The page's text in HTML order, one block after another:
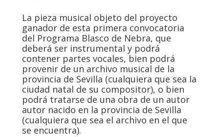
La pieza musical objeto del proyecto
ganador de esta primera convocatoria
del Programa Blasco de Nebra, que
deberá ser instrumental y podrá
contener partes vocales, bien podrá
provenir de un archivo musical de la
provincia de Sevilla (cualquiera que sea la
ciudad natal de su compositor), o bien
podrá tratarse de una obra de un autor
autor nacido en la provincia de Sevilla
(cualquiera que sea el archivo en el que
se encuentra).